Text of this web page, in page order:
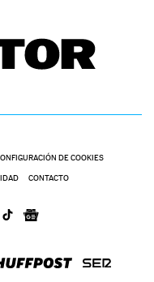
DE COOKIES
CONTACTO